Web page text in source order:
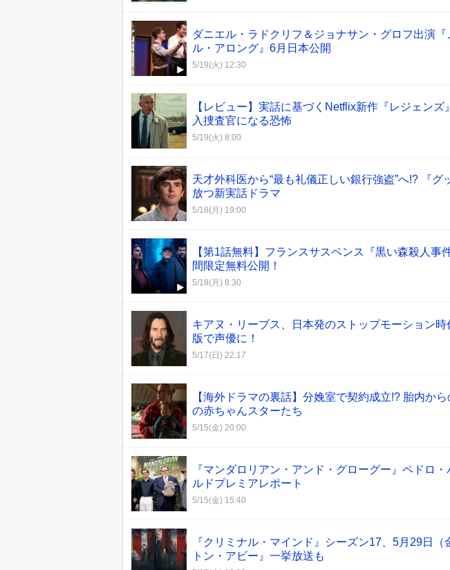
ダニエル・ラドクリフ＆ジョナサン・グロフ出演
ル・アロング』6月日本公開
5/19(火) 12:30
【レビュー】実話に基づくNetflix新作『レジェン
入捜査官になる恐怖
5/19(火) 8:00
天才外科医から“最も礼儀正しい銀行強盗”へ!? 『
放つ新実話ドラマ
5/18(月) 19:00
【第1話無料】フランスサスペンス『黒い森殺人事
間限定無料公開！
5/18(月) 8:30
キアヌ・リーブス、日本発のストップモーション
版で声優に！
5/17(日) 22:17
【海外ドラマの裏話】分娩室で契約成立!? 胎内か
の赤ちゃんスターたち
5/15(金) 20:00
『マンダロリアン・アンド・グローグー』ペドロ
ルドプレミアレポート
5/15(金) 15:40
『クリミナル・マインド』シーズン17、5月29日
トン・アビー』一挙放送も